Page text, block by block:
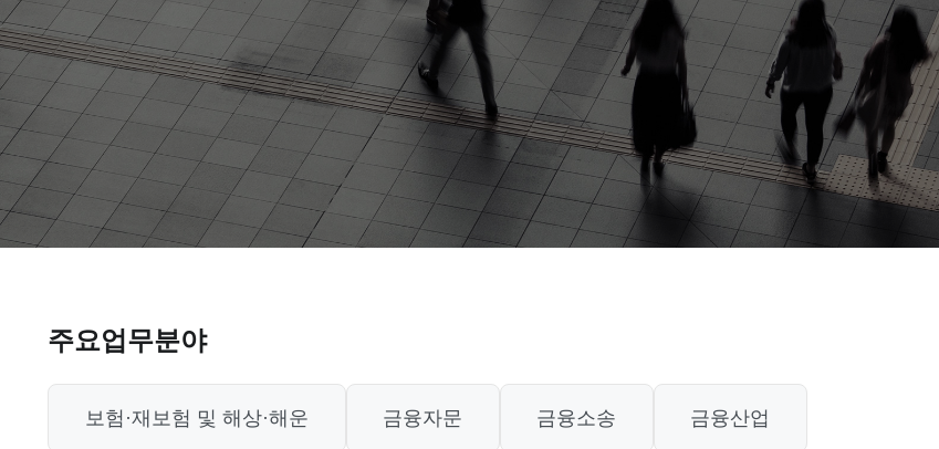
주요업무분야
보험·재보험 및 해상·해운 금융자문 금융소송 금융산업